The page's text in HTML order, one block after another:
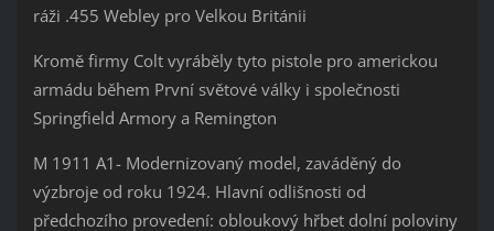
ráži .455 Webley pro Velkou Británii
Kromě firmy Colt vyráběly tyto pistole pro americkou
armádu během První světové války i společnosti
Springfield Armory a Remington
M 1911 A1- Modernizovaný model, zaváděný do
výzbroje od roku 1924. Hlavní odlišnosti od
předchozího provedení: obloukový hřbet dolní poloviny